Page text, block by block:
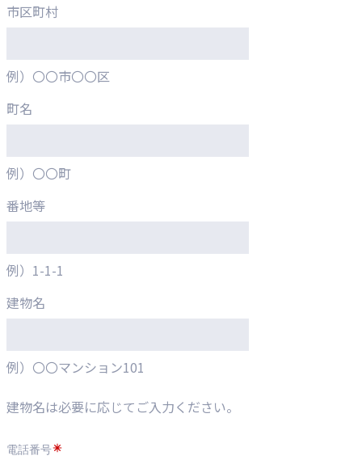
市区町村
例）〇〇市〇〇区
町名
例）〇〇町
番地等
例）1-1-1
建物名
例）〇〇マンション101
建物名は必要に応じてご入力ください。
電話番号